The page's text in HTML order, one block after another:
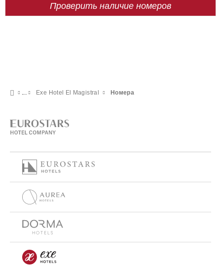
Проверить наличие номеров
Exe Hotel El Magistral Номера